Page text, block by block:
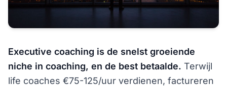
Executive coaching is de snelst groeiende
niche in coaching, en de best betaalde. Terwijl
life coaches €75-125/uur verdienen, factureren